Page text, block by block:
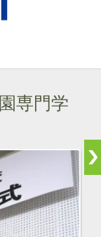
専門学